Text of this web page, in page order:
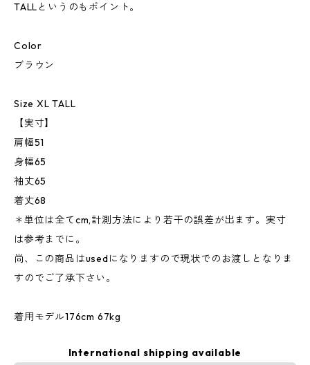
TALLというのもポイント。
Color
ブラウン
Size XL TALL
【実寸】
肩幅51
身幅65
袖丈65
着丈68
＊単位は全てcm,計測方法により若干の誤差が出ます。実寸
は参考までに。
尚、この商品はusedになりますので現状でのお渡しとなりま
すのでご了承下さい。
着用モデル176cm 67kg
International shipping available